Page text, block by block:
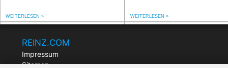
WEITERLESEN WEITERLESEN
senkt Kosten für grünen Wasserstoff
05.03.2026REINZ.COM
Impressum
Sitemap